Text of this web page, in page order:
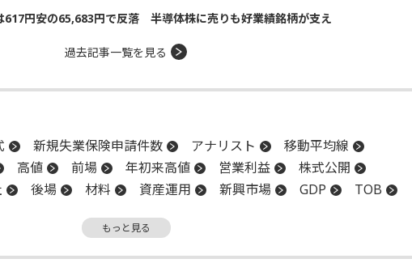
617円安の65,683円で反落 半導体株に売りも好業績銘柄が支え
過去記事一覧を見る
新規失業保険申請件数 アナリスト
移動平均線
高値 前場 年初来高値 営業利益
株式公開
後場 材料 資産運用 新興市場 GDP
TOB
もっと見る